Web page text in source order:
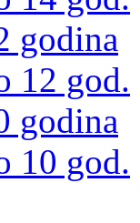
godina
12 god.
godina
10 god.